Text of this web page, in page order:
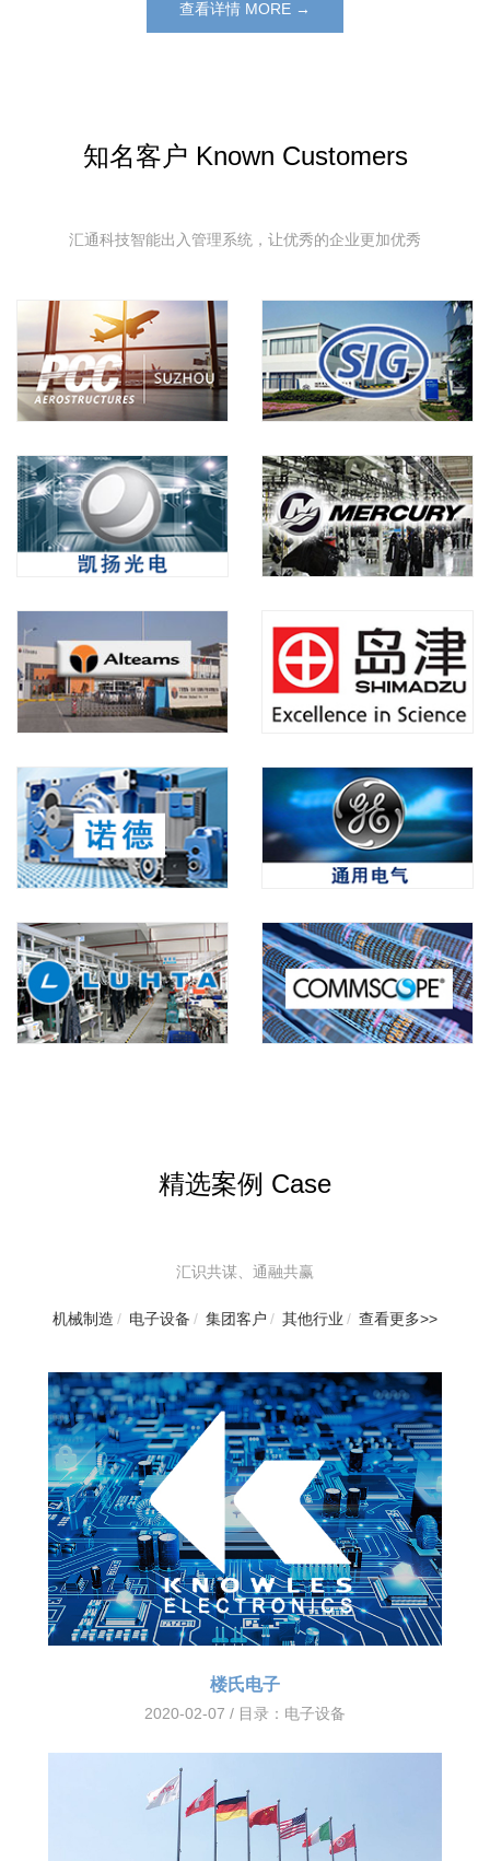
查看详情 MORE →
知名客户 Known Customers
汇通科技智能出入管理系统，让优秀的企业更加优秀
精选案例 Case
汇识共谋、通融共赢
机械制造 / 电子设备 / 集团客户 / 其他行业 / 查看更多>>
楼氏电子
2020-02-07 / 目录： 电子设备